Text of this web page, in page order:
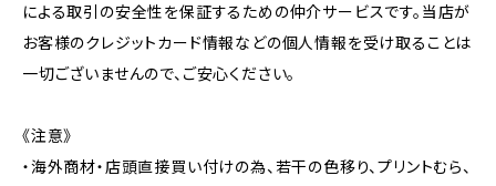
による取引の安全性を保証するための仲介サービスです。当店が
お客様のクレジットカード情報などの個人情報を受け取ることは
一切ございませんので、ご安心ください。
《注意》
・海外商材・店頭直接買い付けの為、若干の色移り、プリントむら、